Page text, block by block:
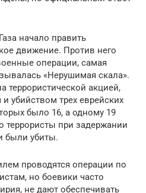
начало править
движение. Против него
операции, самая
«Нерушимая скала».
террористической акцией,
убийством трех еврейских
было 16, а одному 19
террористы при задержании
были убиты.
проводятся операции по
но боевики часто
не дают обеспечивать